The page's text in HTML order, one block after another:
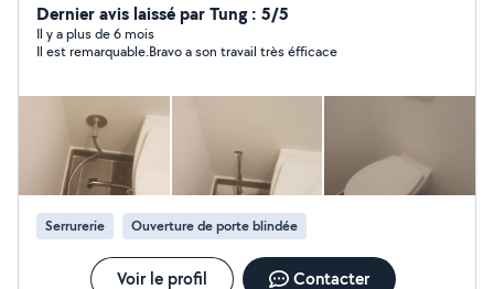
Dernier avis laissé par Tung : 5/5
Il y a plus de 6 mois
Il est remarquable.Bravo a son travail très éfficace
Serrurerie Ouverture de porte blindée
Voir le profil Contacter